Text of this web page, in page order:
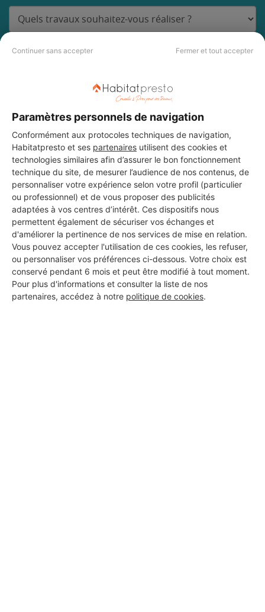
Continuer sans accepter Fermer et tout accepter
Paramètres personnels de navigation
Conformément aux protocoles techniques de navigation,
Habitatpresto et ses partenaires utilisent des cookies et
technologies similaires afin d’assurer le bon fonctionnement
technique du site, de mesurer l’audience de nos contenus, de
personnaliser votre expérience selon votre profil (particulier
ou professionnel) et de vous proposer des publicités
adaptées à vos centres d’intérêt. Ces dispositifs nous
permettent également de sécuriser vos échanges et
d'améliorer la pertinence de nos services de mise en relation.
Vous pouvez accepter l'utilisation de ces cookies, les refuser,
ou personnaliser vos préférences ci-dessous. Votre choix est
conservé pendant 6 mois et peut être modifié à tout moment.
Pour plus d'informations et consulter la liste de nos
partenaires, accédez à notre politique de cookies.
Les 1 autres Carreleurs pour
vos travaux à Anglars-Saint-
Félix
legendservices
Anglars-Saint-Félix
7 ans d'expérience
Voir sa fiche